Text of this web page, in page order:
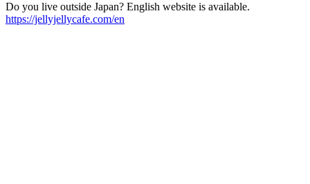
Do you live outside Japan? English website is available.
https://jellyjellycafe.com/en